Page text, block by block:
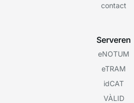
contact
Serveren
eNOTUM
eTRAM
idCAT
VÀLID